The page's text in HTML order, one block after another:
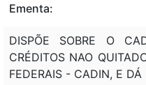
Ementa:
DISPÕE SOBRE O
CRÉDITOS NAO
FEDERAIS - CADIN, E DÁ